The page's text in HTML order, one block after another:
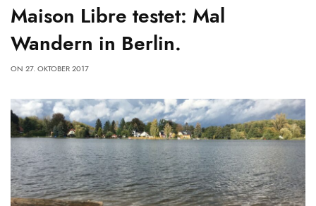
Maison Libre testet: Mal
Wandern in Berlin.
ON 27. OKTOBER 2017